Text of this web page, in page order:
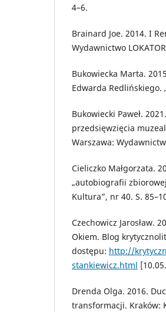
4–6.
Brainard Joe. 2014. I
Wydawnictwo
Bukowiecka Marta.
Edwarda Redlińskiego.
Bukowiecki Paweł.
przedsięwzięcia
Warszawa:
Cieliczko Małgorzata.
„autobiografii
Kultura”, nr 40. S.
Czechowicz Jarosław.
Okiem. Blog
dostępu: http://
stankiewicz.html
Drenda Olga. 2016.
transformacji. Kraków: